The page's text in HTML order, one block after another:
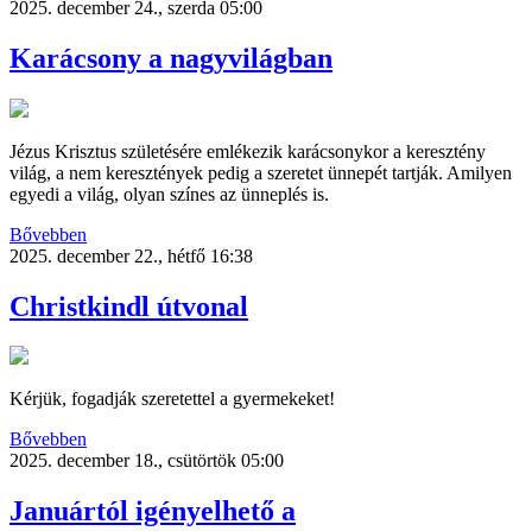
2025. december 24., szerda 05:00
Karácsony a nagyvilágban
Jézus Krisztus születésére emlékezik karácsonykor a keresztény
világ, a nem keresztények pedig a szeretet ünnepét tartják. Amilyen
egyedi a világ, olyan színes az ünneplés is.
Bővebben
2025. december 22., hétfő 16:38
Christkindl útvonal
Kérjük, fogadják szeretettel a gyermekeket!
Bővebben
2025. december 18., csütörtök 05:00
Januártól igényelhető a